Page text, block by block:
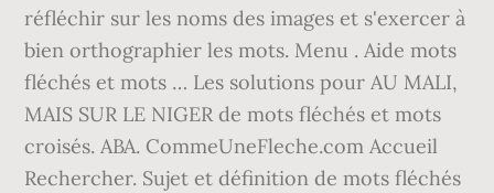
réfléchir sur les noms des images et s'exercer à
bien orthographier les mots. Menu . Aide mots
fléchés et mots … Les solutions pour AU MALI,
MAIS SUR LE NIGER de mots fléchés et mots
croisés. ABA. CommeUneFleche.com Accueil
Rechercher. Sujet et définition de mots fléchés